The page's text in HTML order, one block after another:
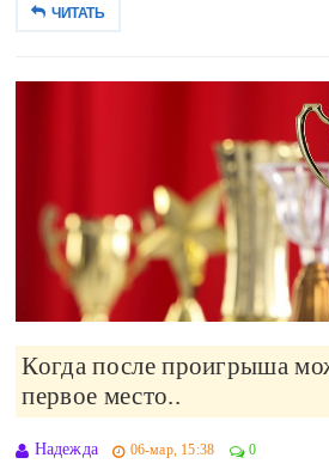
ЧИТАТЬ
Когда после проигрыша
первое место..
Надежда 06-мар, 15:38 0